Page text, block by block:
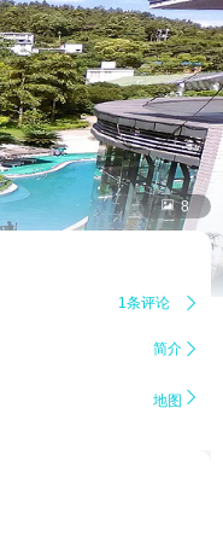
 8
1条评论 
简介 
地图 